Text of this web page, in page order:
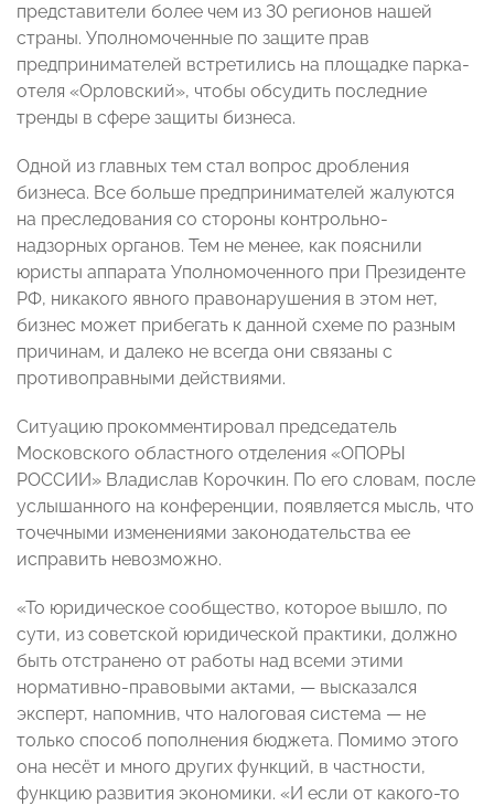
представители более чем из 30 регионов нашей
страны. Уполномоченные по защите прав
предпринимателей встретились на площадке парка-
отеля «Орловский», чтобы обсудить последние
тренды в сфере защиты бизнеса.
Одной из главных тем стал вопрос дробления
бизнеса. Все больше предпринимателей жалуются
на преследования со стороны контрольно-
надзорных органов. Тем не менее, как пояснили
юристы аппарата Уполномоченного при Президенте
РФ, никакого явного правонарушения в этом нет,
бизнес может прибегать к данной схеме по разным
причинам, и далеко не всегда они связаны с
противоправными действиями.
Ситуацию прокомментировал председатель
Московского областного отделения «ОПОРЫ
РОССИИ» Владислав Корочкин. По его словам, после
услышанного на конференции, появляется мысль, что
точечными изменениями законодательства ее
исправить невозможно.
«То юридическое сообщество, которое вышло, по
сути, из советской юридической практики, должно
быть отстранено от работы над всеми этими
нормативно-правовыми актами, — высказался
эксперт, напомнив, что налоговая система — не
только способ пополнения бюджета. Помимо этого
она несёт и много других функций, в частности,
функцию развития экономики. «И если от какого-то